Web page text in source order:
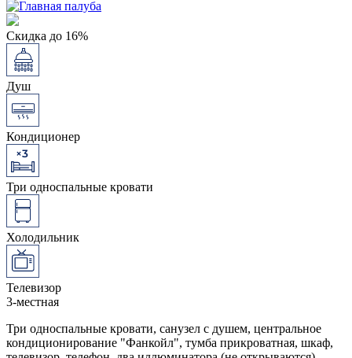
Скидка до 16%
Душ
Кондиционер
Три односпальные кровати
Холодильник
Телевизор
3-местная
Три односпальные кровати, санузел с душем, центральное
кондиционирование "Фанкойл", тумба прикроватная, шкаф,